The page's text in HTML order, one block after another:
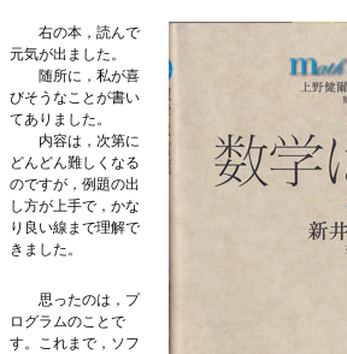
右の本，読んで
元気が出ました。
随所に，私が喜
びそうなことが書い
てありました。
内容は，次第に
どんどん難しくなる
のですが，例題の出
し方が上手で，かな
り良い線まで理解で
きました。
思ったのは，プ
ログラムのことで
す。これまで，ソフ